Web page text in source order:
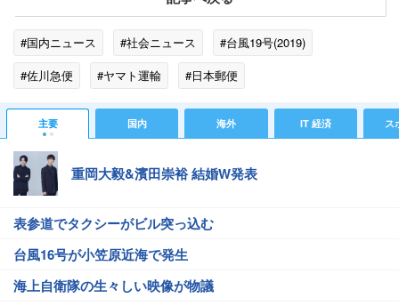
#国内ニュース #社会ニュース
#台風19号(2019)
#佐川急便
#ヤマト運輸
#日本郵便
#企業・ビジネスニュース
主要 国内 海外 IT 経済 ス
重岡大毅&濱田崇裕 結婚W発表
表参道でタクシーがビル突っ込む
台風16号が小笠原近海で発生
海上自衛隊の生々しい映像が物議